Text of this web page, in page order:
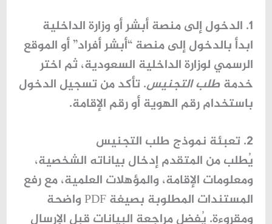
1. الدخول إلى منصة أبشر أو وزارة الداخلية
ابدأ بالدخول إلى منصة “أبشر أفراد” أو الموقع
الرسمي لوزارة الداخلية السعودية، ثم اختر
خدمة طلب التجنيس. تأكد من تسجيل الدخول
باستخدام رقم الهوية أو رقم الإقامة.
2. تعبئة نموذج طلب التجنيس
يُطلب من المتقدم إدخال بياناته الشخصية،
ومعلومات الإقامة، والمؤهلات العلمية، مع رفع
المستندات المطلوبة بصيغة PDF واضحة
ومقروءة. يُفضل مراجعة البيانات قبل الإرسال